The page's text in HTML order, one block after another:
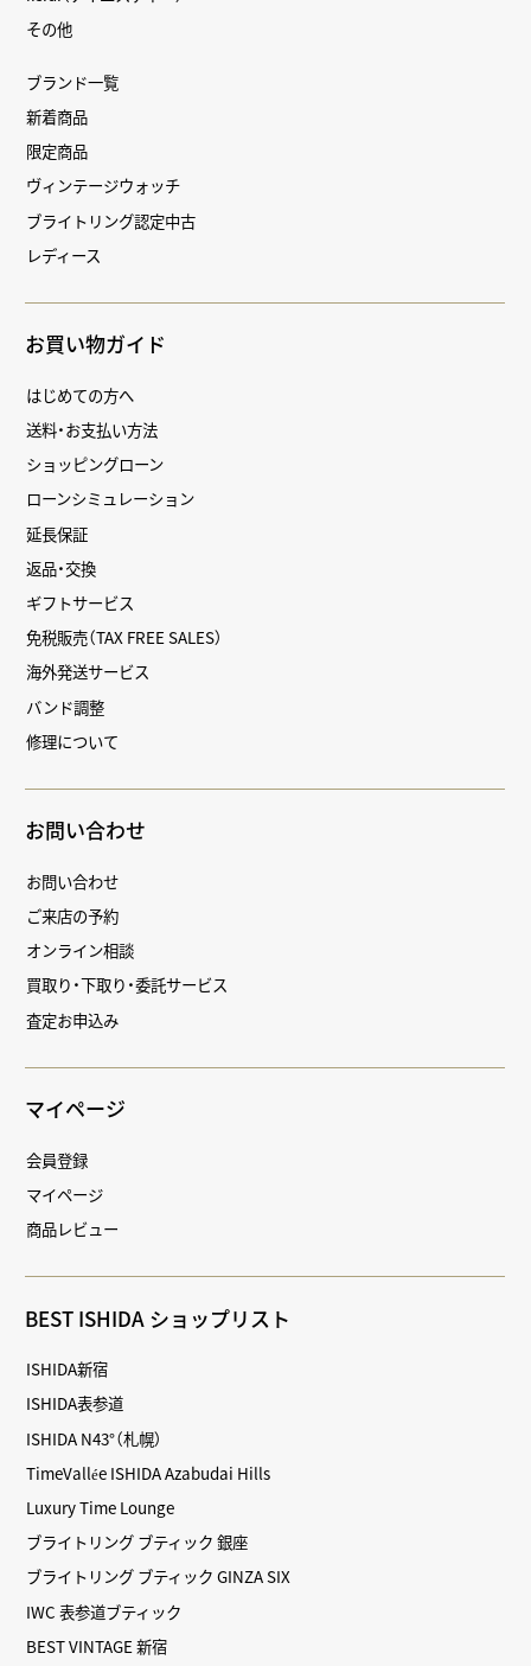
その他
ブランド一覧
新着商品
限定商品
ヴィンテージウォッチ
ブライトリング認定中古
レディース
お買い物ガイド
はじめての方へ
送料・お支払い方法
ショッピングローン
ローンシミュレーション
延長保証
返品・交換
ギフトサービス
免税販売（TAX FREE SALES）
海外発送サービス
バンド調整
修理について
お問い合わせ
お問い合わせ
ご来店の予約
オンライン相談
買取り・下取り・委託サービス
査定お申込み
マイページ
会員登録
マイページ
商品レビュー
BEST ISHIDA ショップリスト
ISHIDA新宿
ISHIDA表参道
ISHIDA N43°（札幌）
TimeVallée ISHIDA Azabudai Hills
Luxury Time Lounge
ブライトリング ブティック 銀座
ブライトリング ブティック GINZA SIX
IWC 表参道ブティック
BEST VINTAGE 新宿